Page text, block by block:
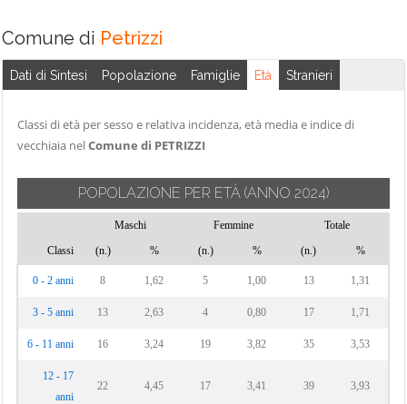
Feroleto Antico
Fossato Serralta
Pianopoli
Platania
Tiriolo
Torre di Ruggiero
Vallefiorita
Comune di Petrizzi
Dati di Sintesi Popolazione Famiglie Età Stranieri
Classi di età per sesso e relativa incidenza, età media e indice di
vecchiaia nelComune di PETRIZZI
POPOLAZIONE PER ETÀ (ANNO 2024)
Maschi Femmine
Totale
Classi
(n.) % (n.) % (n.) %
0 - 2 anni 8 1,62 5 1,00 13 1,31
3 - 5 anni 13 2,63 4 0,80 17 1,71
6 - 11 anni 16 3,24 19 3,82 35 3,53
12 - 17
anni
22 4,45 17 3,41 39 3,93